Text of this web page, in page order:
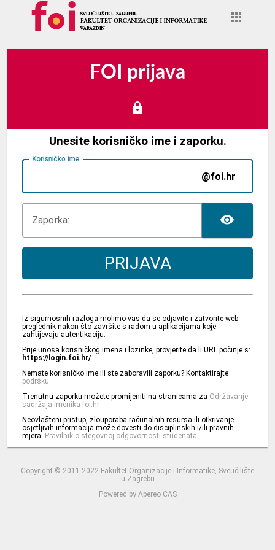
FOI prijava
Unesite korisničko ime i zaporku.
@foi.hr
Korisničko ime:
Zaporka:
PRIJAVA
Iz sigurnosnih razloga molimo vas da se odjavite i zatvorite web
preglednik nakon što završite s radom u aplikacijama koje
zahtijevaju autentikaciju.
Prije unosa korisničkog imena i lozinke, provjerite da li URL počinje s:
https://login.foi.hr/
Nemate korisničko ime ili ste zaboravili zaporku? Kontaktirajte
podršku
Trenutnu zaporku možete promijeniti na stranicama za Održavanje
sadržaja imenika foi.hr
Neovlašteni pristup, zlouporaba računalnih resursa ili otkrivanje
osjetljivih informacija može dovesti do disciplinskih i/ili pravnih
mjera. Pravilnik o stegovnoj odgovornosti studenata
Copyright © 2011-2022 Fakultet Organizacije i Informatike, Sveučilište
u Zagrebu
Powered by Apereo CAS